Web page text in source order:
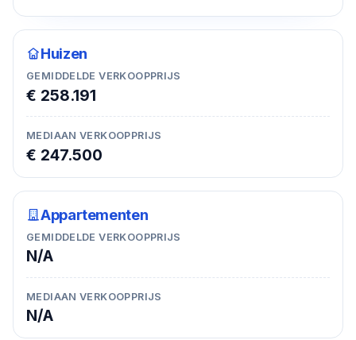
Huizen
GEMIDDELDE VERKOOPPRIJS
€ 258.191
MEDIAAN VERKOOPPRIJS
€ 247.500
Appartementen
GEMIDDELDE VERKOOPPRIJS
N/A
MEDIAAN VERKOOPPRIJS
N/A